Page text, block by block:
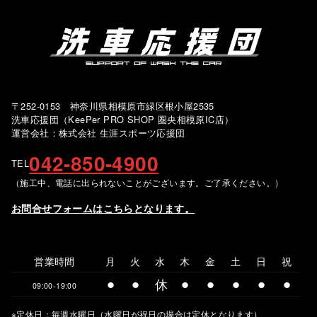
〒252-0153 神奈川県相模原市緑区根小屋2535
洗車応援団（KeePer PRO SHOP 圏央相模原IC店）
運営会社：株式会社 生涯スポーツ応援団
TEL042-850-4900
（施工中、電話に出られないことがございます。ご了承ください。）
お問合せフォームはこちらとなります。
営業時間 月 火 水 木 金 土 日 祝
09:00-19:00 ⚫︎ ⚫︎ 休 ⚫︎ ⚫︎ ⚫︎ ⚫︎ ⚫︎
※定休日：毎週水曜日（水曜日が祝日の場合は定休となります）